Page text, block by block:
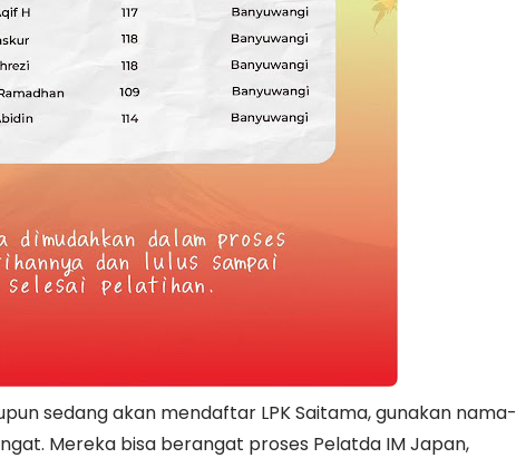
sedang akan mendaftar LPK Saitama, gunakan nama-
Mereka bisa berangat proses Pelatda IM Japan,